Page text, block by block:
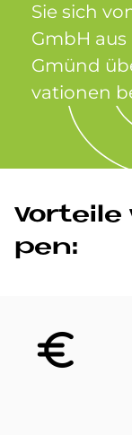
Sie sich
GmbH
Gmünd
va­tio­nen
pen: